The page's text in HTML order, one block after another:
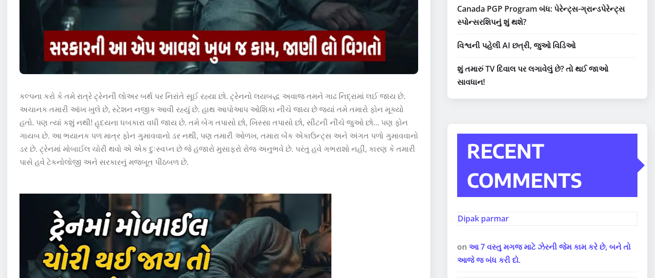
કલ્પના કરો કે તમે રાત્રે ટ્રેનની લોઅર બર્થ પર નિરાંતે સૂઈ રહ્યા છો. ટ્રેનનો લયબદ્ધ અવાજ તમને ગાઢ નિદ્રામાં લઈ જાય છે.
અચાનક તમારી આંખ ખુલે છે, સ્ટેશન નજીક આવી રહ્યું છે. હાથ આપોઆપ ઓશિકા નીચે જાય છે જ્યાં તમે તમારો ફોન મૂક્યો
હતો. પણ ત્યાં કશું નથી! હૃદયના ધબકારા વધી જાય છે. તમે બેગ તપાસો છો, ખિસ્સા તપાસો છો, સીટની નીચે જુઓ છો… પણ ફોન
ગાયબ છે. આ ભયાનક પળ માત્ર ફોન ગુમાવવાનો ડર નથી, પણ તમારી ઓળખ, તમારા બેંક એકાઉન્ટ્સ અને અંગત પળો ગુમાવવાનો
ડર છે. ટ્રેનમાં મોબાઈલ ચોરી થવો એ એક દુઃસ્વપ્ન છે જે હજારો મુસાફરો રોજ અનુભવે છે. પરંતુ હવે ગભરાશો નહીં, કારણ કે તમારી
પાસે હવે ટેકનોલોજી અને સરકારનું મજબૂત પીઠબળ છે.
Canada PGP Program બંધ: પેરેન્ટ્સ-ગ્રાન્ડપેરેન્ટ્સ
સ્પોન્સરશિપનું શું થશે?
વિશ્વની પહેલી AI છત્રી, જુઓ વિડિઓ
શું તમારું TV દિવાલ પર લગાવેલું છે? તો થઈ જાઓ
સાવધાન!
RECENT
COMMENTS
Dipak parmar
on આ 7 વસ્તુ મગજ માટે ઝેરની જેમ કામ કરે છે, બને તો
આજે જ બંધ કરી દો.